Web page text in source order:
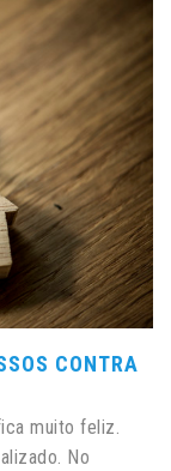
CONTRA
muito feliz.
No